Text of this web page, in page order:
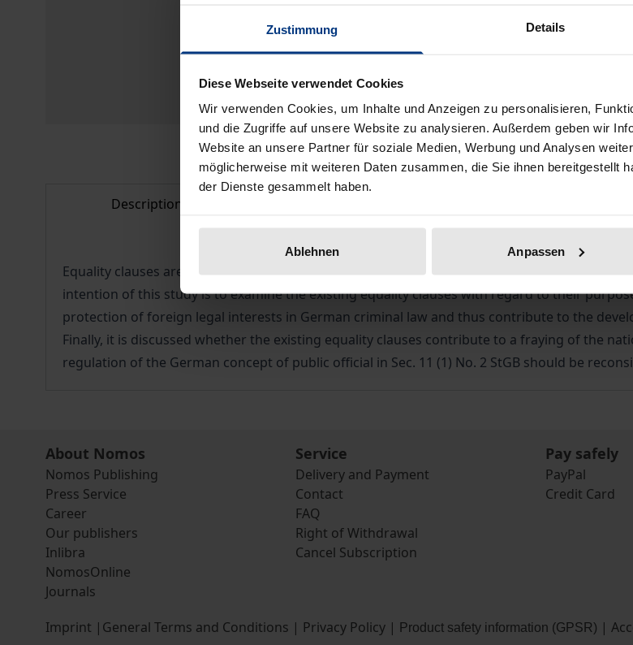
Zustimmung Details
Diese Webseite verwendet Cookies
Wir verwenden Cookies, um Inhalte und Anzeigen zu personalisieren,
und die Zugriffe auf unsere Website zu analysieren. Außerdem geben wir
Website an unsere Partner für soziale Medien, Werbung und Analysen
möglicherweise mit weiteren Daten zusammen, die Sie ihnen bereitgestellt
der Dienste gesammelt haben.
Ablehnen Anpassen
Prices include VAT. Depending on the
Delivery cost notice
Description
Equality clauses are special provisions for foreign public officials extending the scope of
intention of this study is to examine the existing equality clauses with regard to their
protection of foreign legal interests in German criminal law and thus contribute to the
Finally, it is discussed whether the existing equality clauses contribute to a fraying of the
regulation of the German concept of public official in Sec. 11 (1) No. 2 StGB should be
About Nomos
Nomos Publishing
Press Service
Career
Our publishers
Inlibra
NomosOnline
Journals
Service
Delivery and Payment
Contact
FAQ
Right of Withdrawal
Cancel Subscription
Pay safely
PayPal
Credit Card
Imprint | General Terms and Conditions | Privacy Policy | Product safety information (GPSR) |